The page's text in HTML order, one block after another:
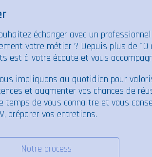
échanger avec un
votre métier ? Depuis plus de 10
est à votre écoute et vous
impliquons au quotidien pour
et augmenter vos chances de
temps de vous connaitre et vous
préparer vos entretiens.
Notre process